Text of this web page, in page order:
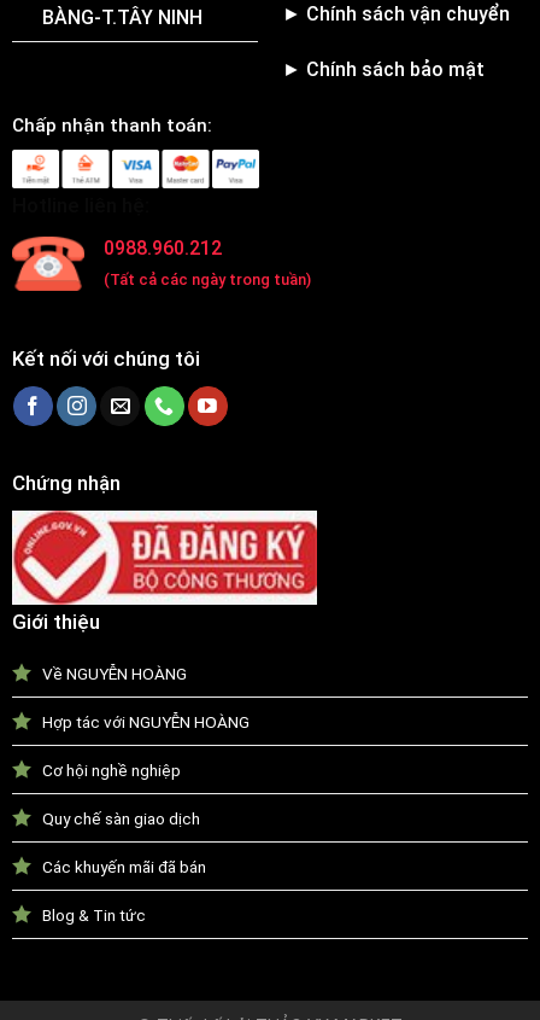
BÀNG-T.TÂY NINH
► Chính sách vận chuyển
► Chính sách bảo mật
Chấp nhận thanh toán:
0988.960.212
(Tất cả các ngày trong tuần)
Kết nối với chúng tôi
Chứng nhận
Giới thiệu
Về NGUYỄN HOÀNG
Hợp tác với NGUYỄN HOÀNG
Cơ hội nghề nghiệp
Quy chế sàn giao dịch
Các khuyến mãi đã bán
Blog & Tin tức